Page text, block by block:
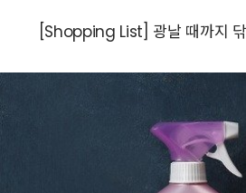
[Shopping List] 광날 때까지